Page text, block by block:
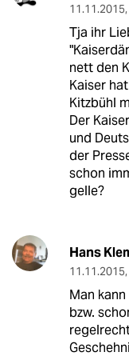
11.11.2015,
Tja ihr
nett den
Kaiser
Kitzbühl
Der
und
der
schon
gelle?
Hans
11.11.2015,
Man
bzw.